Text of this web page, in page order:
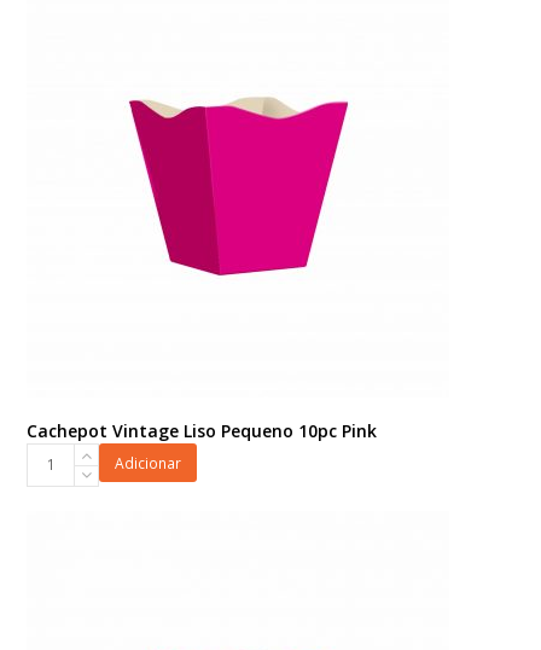
Cachepot Vintage Liso Pequeno 10pc Pink
Cachepot
Adicionar